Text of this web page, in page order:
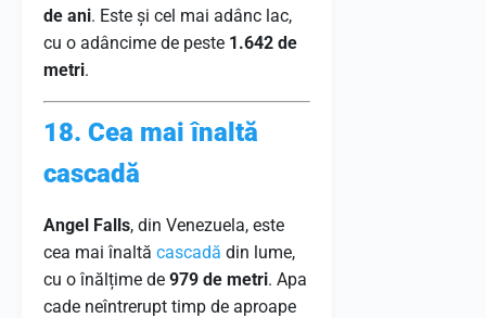
de ani. Este și cel mai adânc lac,
cu o adâncime de peste 1.642 de
metri.
18. Cea mai înaltă
cascadă
Angel Falls, din Venezuela, este
cea mai înaltă cascadă din lume,
cu o înălțime de 979 de metri. Apa
cade neîntrerupt timp de aproape